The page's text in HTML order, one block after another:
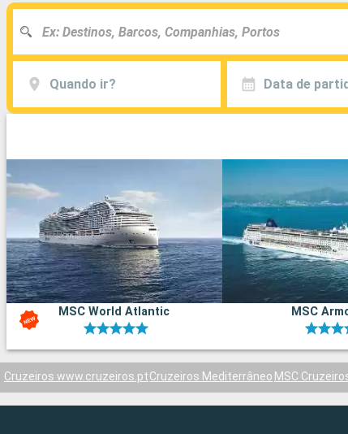
Quando ir? Data de
MSC World Atlantic MSC
Cruzeiros www.cruzeiros.ptCruzeiros Mediterrâneo MSC